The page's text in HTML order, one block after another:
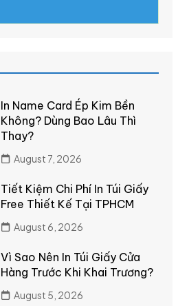
In Name Card Ép Kim Bền
Không? Dùng Bao Lâu Thì
Thay?
August 7, 2026
Tiết Kiệm Chi Phí In Túi Giấy
Free Thiết Kế Tại TPHCM
August 6, 2026
Vì Sao Nên In Túi Giấy Cửa
Hàng Trước Khi Khai Trương?
August 5, 2026